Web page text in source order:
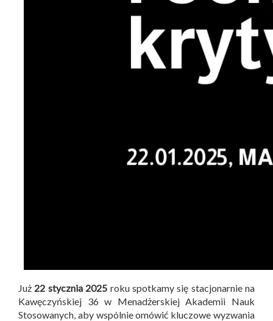
Już 22 stycznia 2025 roku spotkamy się stacjonarnie na
Kawęczyńskiej 36 w Menadżerskiej Akademii Nauk
Stosowanych, aby wspólnie omówić kluczowe wyzwania